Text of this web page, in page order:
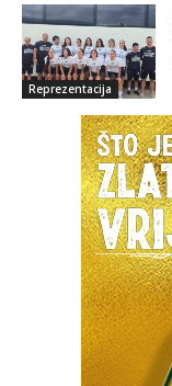
Reprezentacija